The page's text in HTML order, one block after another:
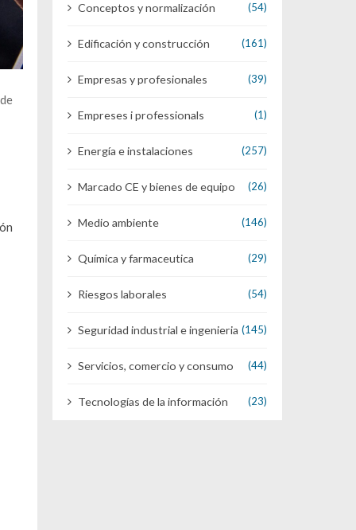
Conceptos y normalización (54)
Edificación y construcción (161)
Empresas y profesionales (39)
Empreses i professionals (1)
Energía e instalaciones (257)
Marcado CE y bienes de equipo (26)
Medio ambiente (146)
Química y farmaceutica (29)
Riesgos laborales (54)
Seguridad industrial e ingenieria (145)
Servicios, comercio y consumo (44)
Tecnologías de la información (23)